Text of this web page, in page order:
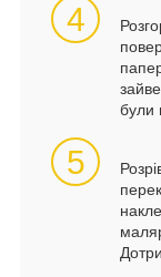
4
були
5